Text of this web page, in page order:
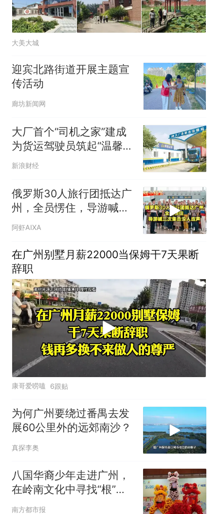
大美大城
迎宾北路街道开展主题宣
传活动
廊坊新闻网
大厂首个“司机之家”建成
为货运驾驶员筑起“温馨港
湾”
新浪财经
俄罗斯30人旅行团抵达广
州，全员愣住，导游喊三
次集合没人应声
阿虾AIXA
在广州别墅月薪22000当保姆干7天果断
辞职
康哥爱唠嗑 6跟贴
为何广州要绕过番禺去发
展60公里外的远郊南沙？
真探李奥
八国华裔少年走进广州，
在岭南文化中寻找“根”的
答案
南方都市报